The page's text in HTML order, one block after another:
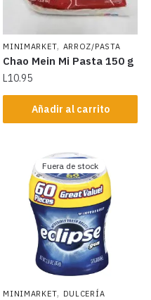
MINIMARKET, ARROZ/PASTA
Chao Mein Mi Pasta 150 g
L10.95
Añadir al carrito
Fuera de stock
MINIMARKET, DULCERÍA